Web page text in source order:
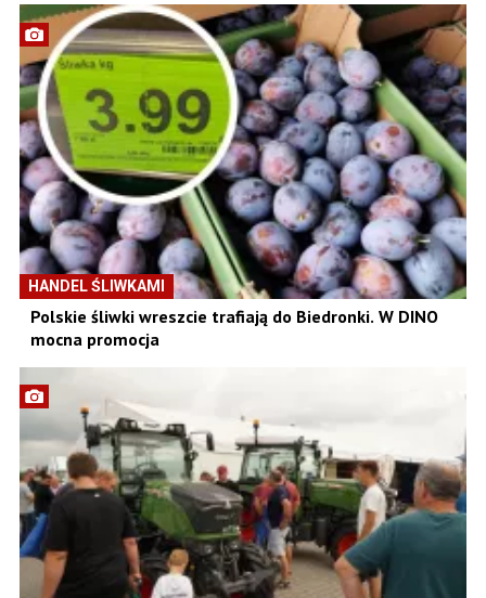
HANDEL ŚLIWKAMI
Polskie śliwki wreszcie trafiają do Biedronki. W DINO
mocna promocja